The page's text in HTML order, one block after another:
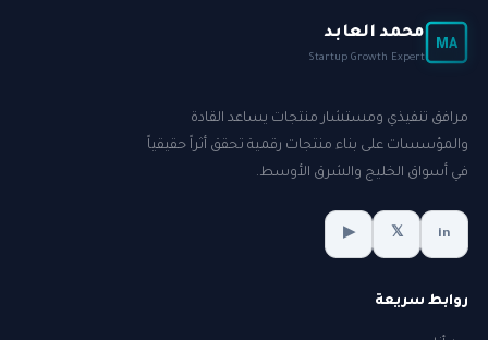
MA
محمد العابد
Startup Growth Expert
مرافق تنفيذي ومستشار منتجات يساعد القادة
والمؤسسات على بناء منتجات رقمية تحقق أثراً حقيقياً
في أسواق الخليج والشرق الأوسط.
in
𝕏
▶
روابط سريعة